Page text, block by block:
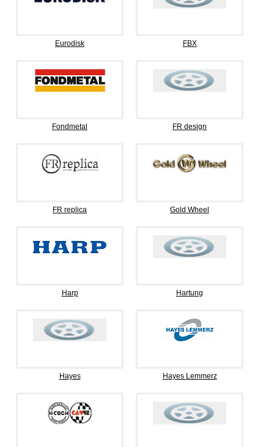
Eurodisk FBX
Fondmetal FR design
FR replica Gold Wheel
Harp Hartung
Hayes Hayes Lemmerz